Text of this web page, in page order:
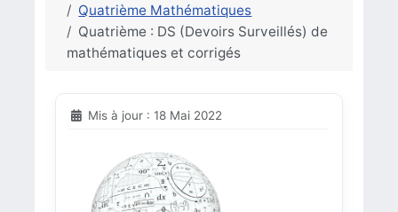
Quatrième Mathématiques
Quatrième : DS (Devoirs Surveillés) de
mathématiques et corrigés
Mis à jour : 18 Mai 2022